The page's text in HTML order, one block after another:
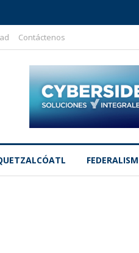
Contáctenos